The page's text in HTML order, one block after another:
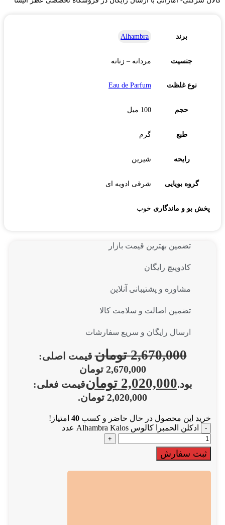
برند Alhambra
جنسیت مردانه – زنانه
نوع غلظت Eau de Parfum
حجم 100 میل
طبع گرم
رایحه شیرین
گروه بویایی شرقی ادویه ای
پخش بو و ماندگاری خوب
تضمین بهترین قیمت بازار
کادوپیچ رایگان
مشاوره و پشتیبانی آنلاین
تضمین اصالت و سلامت کالا
ارسال رایگان و سریع سفارشات
2,670,000 تومان قیمت اصلی:
2,670,000 تومان
بود.2,020,000 تومانقیمت فعلی:
2,020,000 تومان.
خرید این محصول در حال حاضر و کسب 40 امتیاز!
ادکلن الحمبرا کالوس Alhambra Kalos عدد
ثبت سفارش